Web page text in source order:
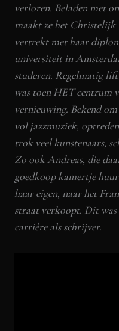
verloren. Beladen met
maakt ze het Christelijk
vertrekt met haar
universiteit in
studeren. Regelmatig
was toen HET centrum
vernieuwing. Bekend
vol jazzmuziek,
trok veel kunstenaars,
Zo ook Andreas, die
goedkoop kamertje
haar eigen, naar het
straat verkoopt. Dit
carrière als schrijver.